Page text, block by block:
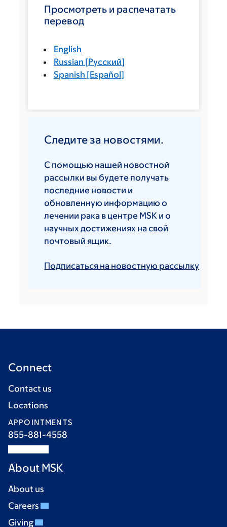
Просмотреть и распечатать
перевод
English
Russian [Русский]
Spanish [Español]
Следите за новостями.
С помощью нашей новостной
рассылки вы будете получать
последние новости и
обновленную информацию о
лечении рака в центре MSK и о
научных достижениях на свой
почтовый ящик.
Подписаться на новостную рассылку
Connect
Contact us
Locations
APPOINTMENTS
855-881-4558
About MSK
About us
Careers
Giving